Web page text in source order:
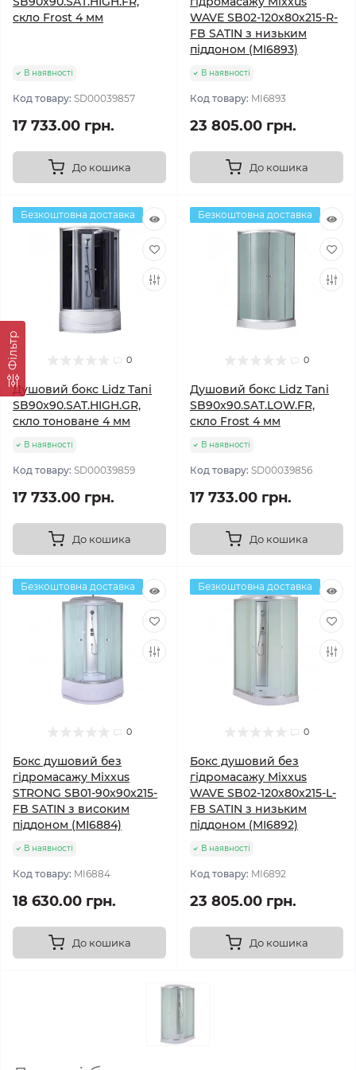
Фільтр
скло Frost 4 мм
В наявності
Код товару: SD00039857
17 733.00 грн.
До кошика
WAVE SB02-120x80x215-R-
FB SATIN з низьким
піддоном (MI6893)
В наявності
Код товару: MI6893
23 805.00 грн.
До кошика
Безкоштовна доставка
0
Душовий бокс Lidz Tani
SB90x90.SAT.HIGH.GR,
скло тоноване 4 мм
В наявності
Код товару: SD00039859
17 733.00 грн.
До кошика
Безкоштовна доставка
0
Душовий бокс Lidz Tani
SB90x90.SAT.LOW.FR,
скло Frost 4 мм
В наявності
Код товару: SD00039856
17 733.00 грн.
До кошика
Безкоштовна доставка
0
Бокс душовий без
гідромасажу Mixxus
STRONG SB01-90x90x215-
FB SATIN з високим
піддоном (MI6884)
В наявності
Код товару: MI6884
18 630.00 грн.
До кошика
Безкоштовна доставка
0
Бокс душовий без
гідромасажу Mixxus
WAVE SB02-120x80x215-L-
FB SATIN з низьким
піддоном (MI6892)
В наявності
Код товару: MI6892
23 805.00 грн.
До кошика